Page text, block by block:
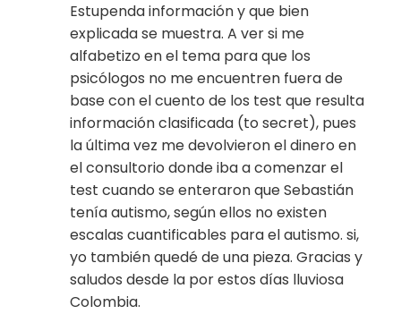
Estupenda información y que bien
explicada se muestra. A ver si me
alfabetizo en el tema para que los
psicólogos no me encuentren fuera de
base con el cuento de los test que resulta
información clasificada (to secret), pues
la última vez me devolvieron el dinero en
el consultorio donde iba a comenzar el
test cuando se enteraron que Sebastián
tenía autismo, según ellos no existen
escalas cuantificables para el autismo. si,
yo también quedé de una pieza. Gracias y
saludos desde la por estos días lluviosa
Colombia.